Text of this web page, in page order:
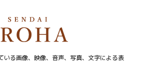
いる画像、映像、音声、写真、文字による表